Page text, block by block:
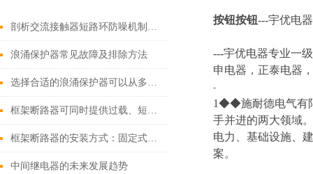
剖析交流接触器短路环防噪机制与电气安全操作红线
浪涌保护器常见故障及排除方法
选择合适的浪涌保护器可以从多个角度探讨
框架断路器可同时提供过载、短路、漏电保护功能
框架断路器的安装方式：固定式，插入式，抽出式
中间继电器的未来发展趋势
按钮按钮---宇优电
---宇优电器专业一
申电器，正泰电器
-
1◆◆施耐德电气有
手并进的两大领域
电力、基础设施、
案。